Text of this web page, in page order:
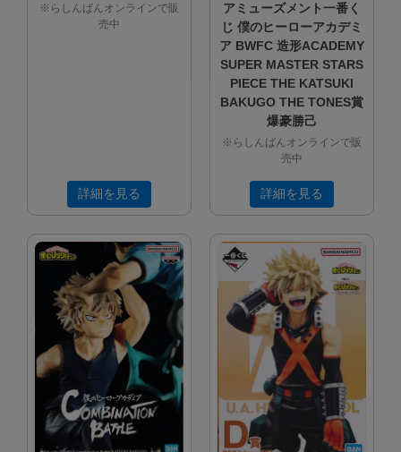
※らしんばんオンラインで販
売中
詳細を見る
アミューズメント一番く
じ 僕のヒーローアカデミ
ア BWFC 造形ACADEMY
SUPER MASTER STARS
PIECE THE KATSUKI
BAKUGO THE TONES賞
爆豪勝己
※らしんばんオンラインで販
売中
詳細を見る